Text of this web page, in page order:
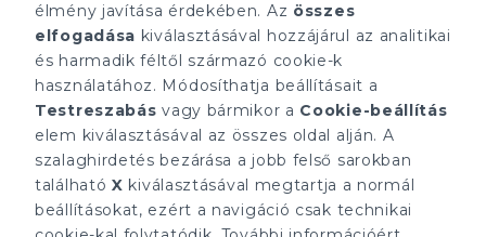
Gruppo T.F.M. Szolgáltató
Zrt.
Rólunk
A Tecnocasa csoport
Munkát keresel?
ELÉRHETŐSÉGEINK
tecnocasa.hu
Gruppo T.F.M. Szolgáltató
Zrt.
1068 Budapest, Király
utca 102
info@tecnocasa.hu
élmény javítása érdekében. Az összes
elfogadása kiválasztásával hozzájárul az analitikai
és harmadik féltől származó cookie-k
használatához. Módosíthatja beállításait a
Testreszabás vagy bármikor a Cookie-beállítás
elem kiválasztásával az összes oldal alján. A
szalaghirdetés bezárása a jobb felső sarokban
található X kiválasztásával megtartja a normál
beállításokat, ezért a navigáció csak technikai